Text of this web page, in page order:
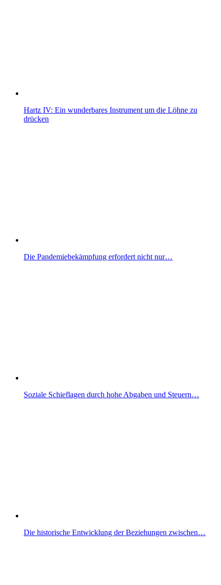
Hartz IV: Ein wunderbares Instrument um die Löhne zu
drücken
Die Pandemiebekämpfung erfordert nicht nur…
Soziale Schieflagen durch hohe Abgaben und Steuern…
Die historische Entwicklung der Beziehungen zwischen…